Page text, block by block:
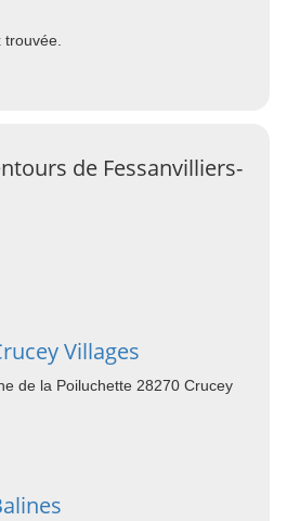
de Fessanvilliers-
Villages
de la Poiluchette 28270 Crucey